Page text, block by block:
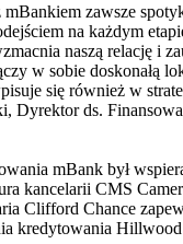
mBankiem zawsze
na każdym
naszą relację i
w sobie doskonałą
się również w
Dyrektor ds.
mBank był
kancelarii CMS
Clifford Chance
kredytowania